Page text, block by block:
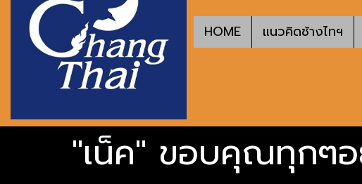
HOME แนวคิดช้างไทฯ
"เน็ค" ขอบคุณทุกๆ